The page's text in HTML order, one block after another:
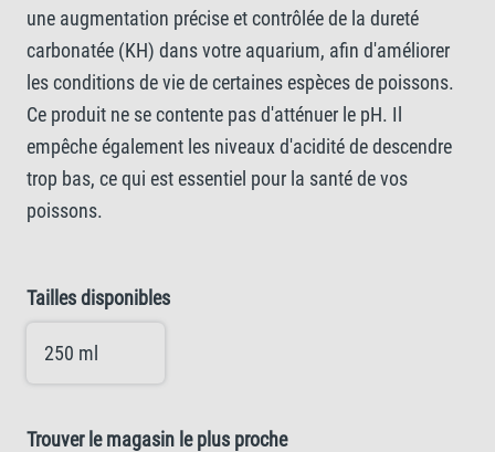
une augmentation précise et contrôlée de la dureté
carbonatée (KH) dans votre aquarium, afin d'améliorer
les conditions de vie de certaines espèces de poissons.
Ce produit ne se contente pas d'atténuer le pH. Il
empêche également les niveaux d'acidité de descendre
trop bas, ce qui est essentiel pour la santé de vos
poissons.
Tailles disponibles
250 ml
Trouver le magasin le plus proche